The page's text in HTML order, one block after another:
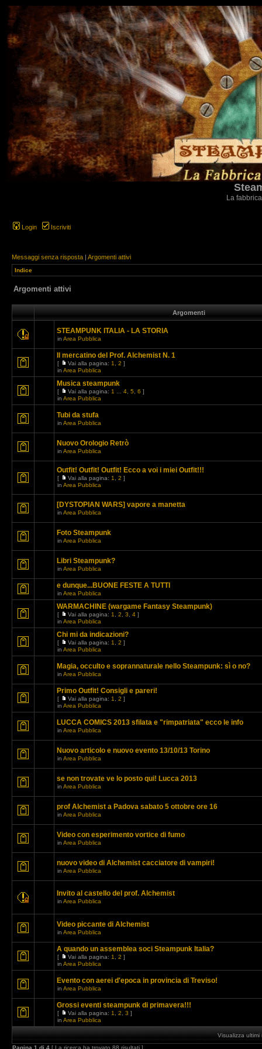
La
Login Iscriviti
Messaggi senza risposta | Argomenti attivi
Indice
Argomenti attivi
Argomenti
STEAMPUNK ITALIA - LA STORIA
in Area Pubblica
Il mercatino del Prof. Alchemist N. 1
[ Vai alla pagina: 1 2 ]
in Area Pubblica
Musica steampunk
[ Vai alla pagina: 1 4 5 6 ]
in Area Pubblica
Tubi da stufa
in Area Pubblica
Nuovo Orologio Retrò
in Area Pubblica
Outfit! Outfit! Outfit! Ecco a voi i miei Outfit!!!
[ Vai alla pagina: 1 2 ]
in Area Pubblica
[DYSTOPIAN WARS] vapore a manetta
in Area Pubblica
Foto Steampunk
in Area Pubblica
Libri Steampunk?
in Area Pubblica
e dunque...BUONE FESTE A TUTTI
in Area Pubblica
WARMACHINE (wargame Fantasy Steampunk)
[ Vai alla pagina: 1 2 3 4 ]
in Area Pubblica
Chi mi da indicazioni?
[ Vai alla pagina: 1 2 ]
in Area Pubblica
Magia, occulto e soprannaturale nello Steampunk: sì o no?
in Area Pubblica
Primo Outfit! Consigli e pareri!
[ Vai alla pagina: 1 2 ]
in Area Pubblica
LUCCA COMICS 2013 sfilata e "rimpatriata" ecco le info
in Area Pubblica
Nuovo articolo e nuovo evento 13/10/13 Torino
in Area Pubblica
se non trovate ve lo posto qui! Lucca 2013
in Area Pubblica
prof Alchemist a Padova sabato 5 ottobre ore 16
in Area Pubblica
Video con esperimento vortice di fumo
in Area Pubblica
nuovo video di Alchemist cacciatore di vampiri!
in Area Pubblica
Invito al castello del prof. Alchemist
in Area Pubblica
Video piccante di Alchemist
in Area Pubblica
A quando un assemblea soci Steampunk Italia?
[ Vai alla pagina: 1 2 ]
in Area Pubblica
Evento con aerei d'epoca in provincia di Treviso!
in Area Pubblica
Grossi eventi steampunk di primavera!!!
[ Vai alla pagina: 1 2 3 ]
in Area Pubblica
Visualizza ultimi
Pagina 1 di 4 [ La ricerca ha trovato 88 risultati ]